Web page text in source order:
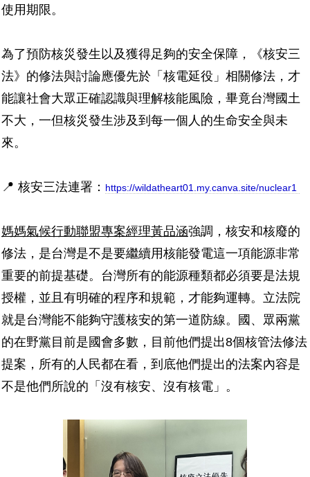
使用期限。
為了預防核災發生以及獲得足夠的安全保障，《核安三
法》的修法與討論應優先於「核電延役」相關修法，才
能讓社會大眾正確認識與理解核能風險，畢竟台灣國土
不大，一但核災發生涉及到每一個人的生命安全與未
來。
📍 核安三法連署： https://wildatheart01.my.canva.site/nuclear1
媽媽氣候行動聯盟專案經理黃品涵強調，核安和核廢的
修法，是台灣是不是要繼續用核能發電這一項能源非常
重要的前提基礎。台灣所有的能源種類都必須要是法規
授權，並且有明確的程序和規範，才能夠運轉。立法院
就是台灣能不能夠守護核安的第一道防線。國、眾兩黨
的在野黨目前是國會多數，目前他們提出8個核管法修法
提案，所有的人民都在看，到底他們提出的法案內容是
不是他們所說的「沒有核安、沒有核電」。